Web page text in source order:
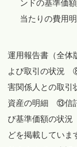
ンドの基準価
当たりの費用
運用報告書（全
よび取引の状況
害関係人との取
資産の明細 ⑬信
び基準価額の状
どを掲載していま